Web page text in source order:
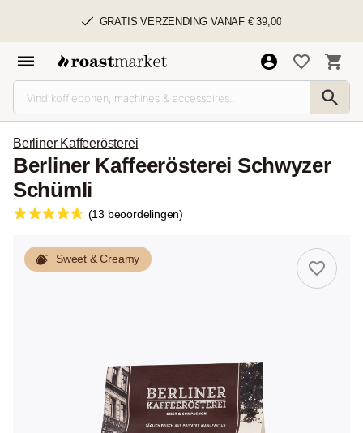
GRATIS VERZENDING VANAF € 39,00
Berliner Kaffeerösterei
Berliner Kaffeerösterei Schwyzer
Schümli
(13 beoordelingen)
Sweet & Creamy